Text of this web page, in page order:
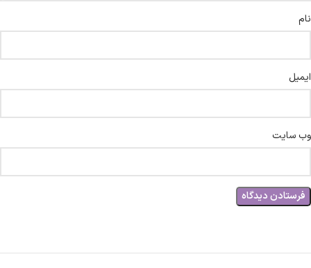
نام
ایمیل
وب‌ سایت